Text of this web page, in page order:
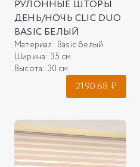
РУЛОННЫЕ ШТОРЫ
ДЕНЬ/НОЧЬ CLIC DUO
BASIC БЕЛЫЙ
Материал: Basic белый
Ширина: 35 см
Высота: 30 см
2190.68 ₽